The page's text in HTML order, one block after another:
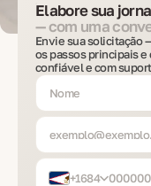
Elabore sua
— com uma
Envie sua solicitação
os passos principais
confiável e com
+1684